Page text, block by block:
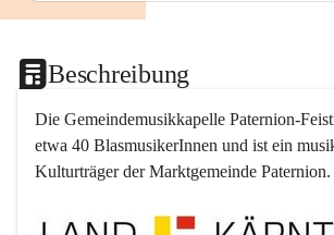
Beschreibung
Die Gemeindemusikkapelle Paternion-
etwa 40 BlasmusikerInnen und ist ein
Kulturträger der Marktgemeinde Paternion.